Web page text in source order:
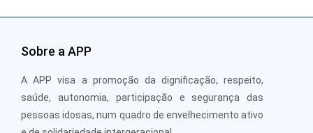
Sobre a APP
A APP visa a promoção da dignificação, respeito,
saúde, autonomia, participação e segurança das
pessoas idosas, num quadro de envelhecimento ativo